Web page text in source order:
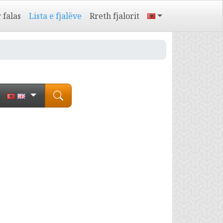
falas Lista e fjalëve Rreth fjalorit